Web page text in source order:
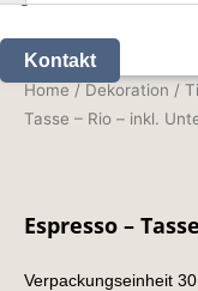
Kontakt
Home / Dekoration /
Tasse – Rio – inkl.
Espresso –
Verpackungseinheit
Espresso
-
inkl.
quantity